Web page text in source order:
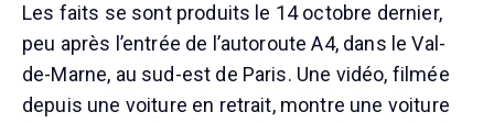
Les faits se sont produits le 14 octobre dernier,
peu après l’entrée de l’autoroute A4, dans le Val-
de-Marne, au sud-est de Paris. Une vidéo, filmée
depuis une voiture en retrait, montre une voiture